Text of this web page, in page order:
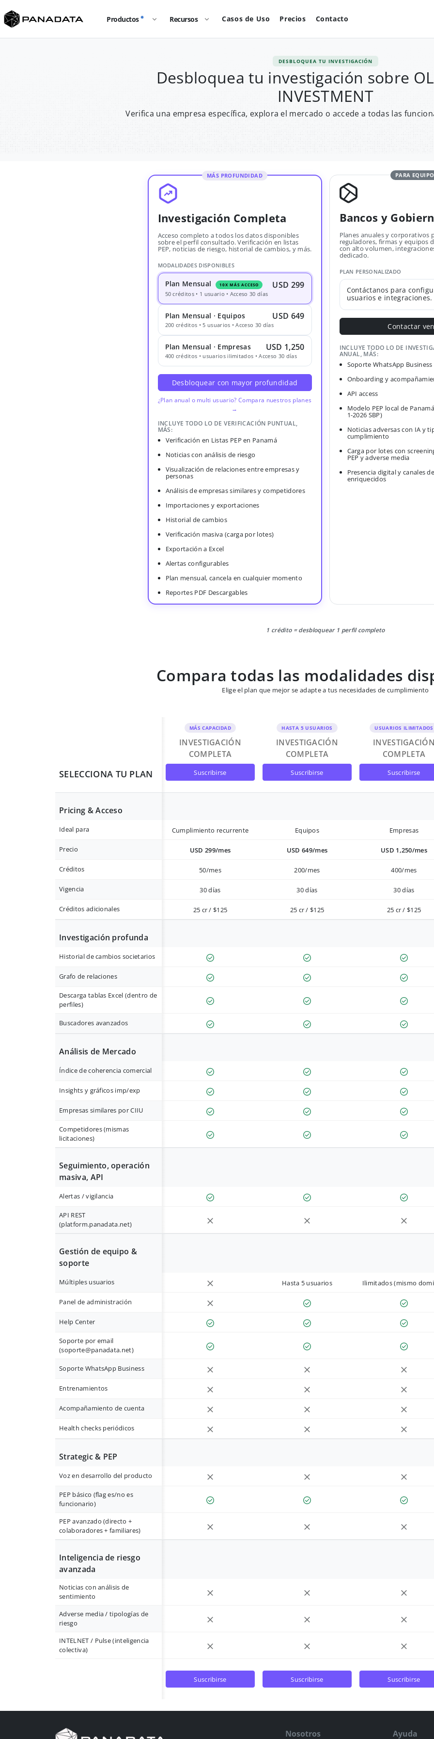
Productos Recursos Casos de Uso Precios Contacto
DESBLOQUEA TU INVESTIGACIÓN
Desbloquea tu investigación sobre
INVESTMENT
Verifica una empresa específica, explora el mercado o accede a todas las
MÁS PROFUNDIDAD
Investigación Completa
Acceso completo a todos los datos disponibles
sobre el perfil consultado. Verificación en listas
PEP, noticias de riesgo, historial de cambios, y más.
MODALIDADES DISPONIBLES
Plan Mensual 10X MÁS ACCESO USD 299
50 créditos • 1 usuario • Acceso 30 días
Plan Mensual · Equipos USD 649
200 créditos • 5 usuarios • Acceso 30 días
Plan Mensual · Empresas USD 1,250
400 créditos • usuarios ilimitados • Acceso 30 días
Desbloquear con mayor profundidad
¿Plan anual o multi usuario? Compara nuestros planes
→
INCLUYE TODO LO DE VERIFICACIÓN PUNTUAL,
MÁS:
Verificación en Listas PEP en Panamá
Noticias con análisis de riesgo
Visualización de relaciones entre empresas y
personas
Análisis de empresas similares y competidores
Importaciones y exportaciones
Historial de cambios
Verificación masiva (carga por lotes)
Exportación a Excel
Alertas configurables
Plan mensual, cancela en cualquier momento
Reportes PDF Descargables
PARA
Bancos y
Planes anuales y corporativos
reguladores, firmas y equipos
con alto volumen,
dedicado.
PLAN PERSONALIZADO
Contáctanos para
usuarios e integraciones.
Contactar
INCLUYE TODO LO DE
ANUAL, MÁS:
Soporte WhatsApp Business
Onboarding y
API access
Modelo PEP local de
1-2026 SBP)
Noticias adversas con IA y
cumplimiento
Carga por lotes con
PEP y adverse media
Presencia digital y canales
enriquecidos
1 crédito = desbloquear 1 perfil completo
Compara todas las modalidades
Elige el plan que mejor se adapte a tus necesidades de cumplimiento
SELECCIONA TU PLAN
MÁS CAPACIDAD
INVESTIGACIÓN
COMPLETA
suscribirse
HASTA 5 USUARIOS
INVESTIGACIÓN
COMPLETA
suscribirse
USUARIOS ILIMITADOS
COMPLETA
suscribirse
Pricing & Acceso
Ideal para Cumplimiento recurrente Equipos Empresas
Precio USD 299/mes USD 649/mes USD 1,250/mes
Créditos 50/mes 200/mes 400/mes
Vigencia 30 días 30 días 30 días
Créditos adicionales 25 cr / $125 25 cr / $125 25 cr / $125
Investigación profunda
Historial de cambios societarios
Grafo de relaciones
Descarga tablas Excel (dentro de
perfiles)
Buscadores avanzados
Análisis de Mercado
Índice de coherencia comercial
Insights y gráficos imp/exp
Empresas similares por CIIU
Competidores (mismas
licitaciones)
Seguimiento, operación
masiva, API
Alertas / vigilancia
API REST
(platform.panadata.net)
Gestión de equipo &
soporte
Múltiples usuarios Hasta 5 usuarios Ilimitados (mismo
Panel de administración
Help Center
Soporte por email
(soporte@panadata.net)
Soporte WhatsApp Business
Entrenamientos
Acompañamiento de cuenta
Health checks periódicos
Strategic & PEP
Voz en desarrollo del producto
PEP básico (flag es/no es
funcionario)
PEP avanzado (directo +
colaboradores + familiares)
Inteligencia de riesgo
avanzada
Noticias con análisis de
sentimiento
Adverse media / tipologías de
riesgo
INTELNET / Pulse (inteligencia
colectiva)
suscribirse suscribirse suscribirse
Nosotros Ayuda